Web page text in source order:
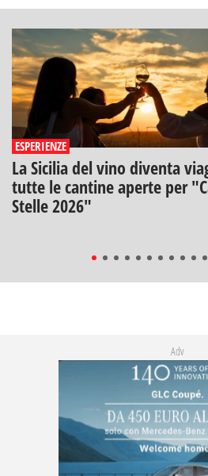
ESPERIENZE
La Sicilia del vino diventa
tutte le cantine aperte per
Stelle 2026"
Adv